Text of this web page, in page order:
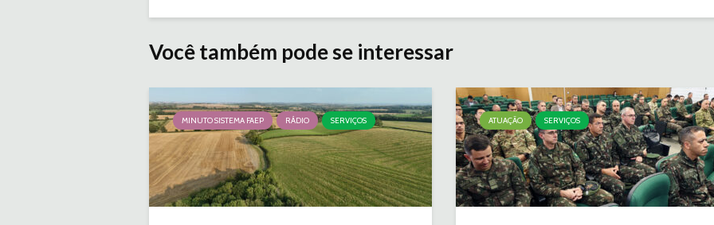
Você também pode se interessar
MINUTO SISTEMA FAEP RÁDIO SERVIÇOS ATUAÇÃO SERVIÇOS